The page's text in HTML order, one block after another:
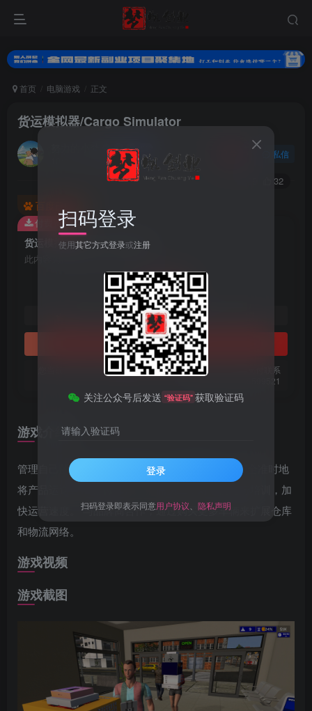
首页 电脑游戏 正文
货运模拟器/Cargo Simulator
私信
32
百度已收录
货运模拟器/Cargo Simulator
此内容为付费资源，请付费后查看
梦币9.9
梦币1 钻石会员
立即购买
您当前未登录！建议登陆后购买，可保存购买订单。微信支付联系
微信：chen185599521
付费资源
游戏介绍
管理自己的仓库。将产品装入大小合适的箱子。安全准时地
将产品运送到正确的地址。 雇佣员工，对他们进行培训，加
快运营速度。 与品牌商合作，通过购买更多车辆来扩展仓库
和物流网络。
游戏视频
游戏截图
扫码登录
使用其它方式登录或注册
关注公众号后发送 “验证码” 获取验证码
请输入验证码
登录
扫码登录即表示同意用户协议 隐私声明